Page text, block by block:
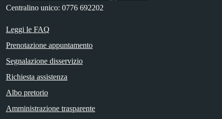
Centralino unico: 0776 692202
Leggi le FAQ
Prenotazione appuntamento
Segnalazione disservizio
Richiesta assistenza
Albo pretorio
Amministrazione trasparente